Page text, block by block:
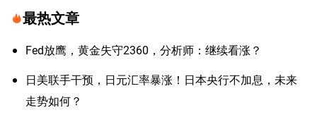
最热文章
Fed放鹰，黄金失守2360，分析师：继续看涨？
日美联手干预，日元汇率暴涨！日本央行不加息，未来
走势如何？